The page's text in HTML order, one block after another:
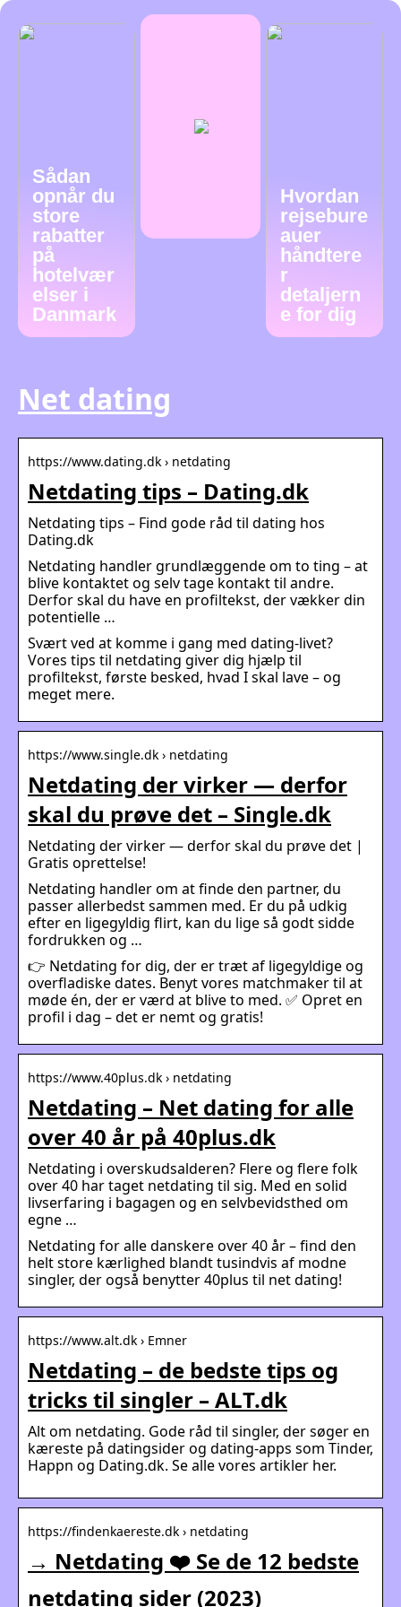
Sådan
opnår du
store
rabatter
på
hotelvær
elser i
Danmark
Hvordan
rejsebure
auer
håndtere
r
detaljern
e for dig
Net dating
https://www.dating.dk › netdating
Netdating tips – Dating.dk
Netdating tips – Find gode råd til dating hos
Dating.dk
Netdating handler grundlæggende om to ting – at
blive kontaktet og selv tage kontakt til andre.
Derfor skal du have en profiltekst, der vækker din
potentielle …
Svært ved at komme i gang med dating-livet?
Vores tips til netdating giver dig hjælp til
profiltekst, første besked, hvad I skal lave – og
meget mere.
https://www.single.dk › netdating
Netdating der virker — derfor
skal du prøve det – Single.dk
Netdating der virker — derfor skal du prøve det |
Gratis oprettelse!
Netdating handler om at finde den partner, du
passer allerbedst sammen med. Er du på udkig
efter en ligegyldig flirt, kan du lige så godt sidde
fordrukken og …
👉 Netdating for dig, der er træt af ligegyldige og
overfladiske dates. Benyt vores matchmaker til at
møde én, der er værd at blive to med. ✅ Opret en
profil i dag – det er nemt og gratis!
https://www.40plus.dk › netdating
Netdating – Net dating for alle
over 40 år på 40plus.dk
Netdating i overskudsalderen? Flere og flere folk
over 40 har taget netdating til sig. Med en solid
livserfaring i bagagen og en selvbevidsthed om
egne …
Netdating for alle danskere over 40 år – find den
helt store kærlighed blandt tusindvis af modne
singler, der også benytter 40plus til net dating!
https://www.alt.dk › Emner
Netdating – de bedste tips og
tricks til singler – ALT.dk
Alt om netdating. Gode råd til singler, der søger en
kæreste på datingsider og dating-apps som Tinder,
Happn og Dating.dk. Se alle vores artikler her.
https://findenkaereste.dk › netdating
→ Netdating ❤️ Se de 12 bedste
netdating sider (2023)